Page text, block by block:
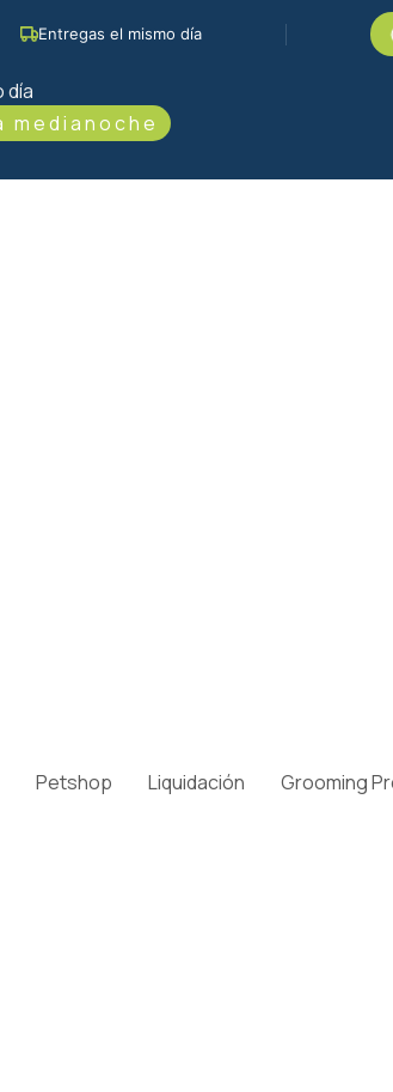
Entregas el mismo día
día
medianoche​
Petshop Liquidación Grooming